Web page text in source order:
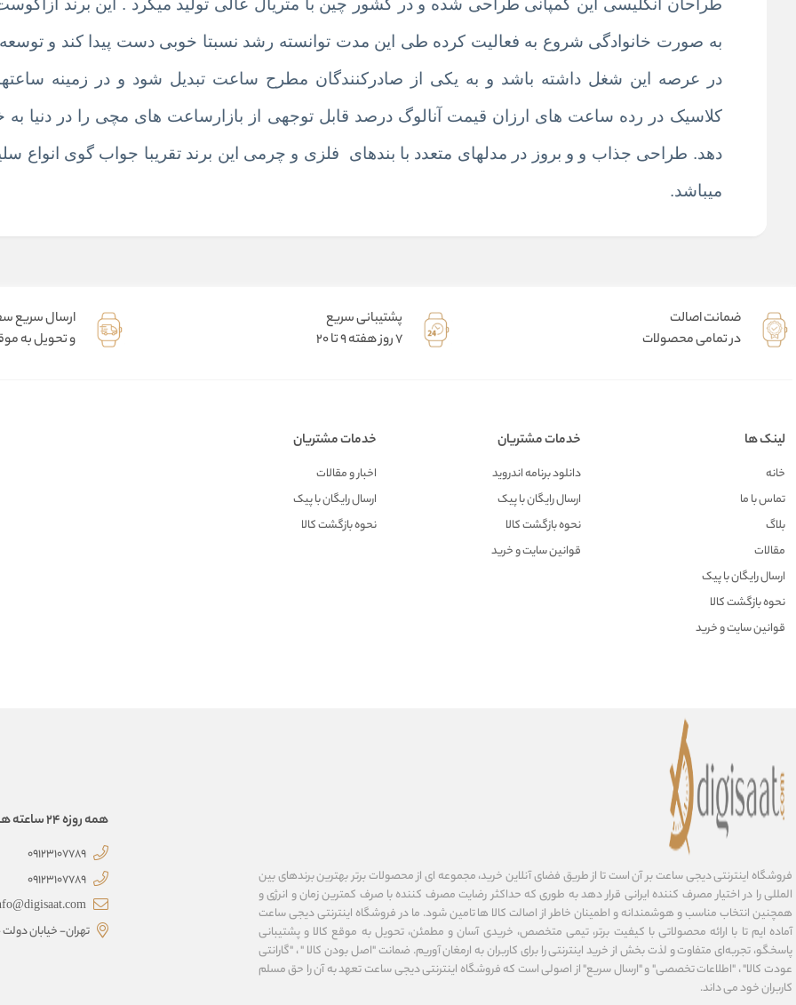
به صورت خانوادگی شروع به فعالیت کرده طی این مدت توانسته رشد نسبتا خوبی دست پیدا کند و
در عرصه این شغل داشته باشد و به یکی از صادرکنندگان مطرح ساعت تبدیل شود و در زمینه
کلاسیک در رده ساعت های ارزان قیمت آنالوگ درصد قابل توجهی از بازارساعت های مچی را در دنیا
دهد. طراحی جذاب و و بروز در مدلهای متعدد با بندهای فلزی و چرمی این برند تقریبا جواب گوی انواع
میباشد.
ضمانت اصالت
در تمامی محصولات
پشتیبانی سریع
7 روز هفته 9 تا 20
ارسال سریع
و تحویل به
لینک ها
خانه
تماس با ما
بلاگ
مقالات
ارسال رایگان با پیک
نحوه بازگشت کالا
قوانین سایت و خرید
خدمات مشتریان
دانلود برنامه اندروید
ارسال رایگان با پیک
نحوه بازگشت کالا
قوانین سایت و خرید
خدمات مشتریان
اخبار و مقالات
ارسال رایگان با پیک
نحوه بازگشت کالا
فروشگاه اینترنتی دیجی ساعت بر آن است تا از طریق فضای آنلاین خرید، مجموعه‌ ای از محصولات برتر بهترین برندهای بین
المللی را در اختیار مصرف کننده ایرانی قرار دهد به طوری که حداکثر رضایت مصرف کننده با صرف کمترین زمان و انرژی و
همچنین انتخاب مناسب و هوشمندانه و اطمینان خاطر از اصالت کالا ها تامین شود. ما در فروشگاه اینترنتی دیجی ساعت
آماده ایم تا با ارائه محصولاتی با کیفیت برتر، تیمی متخصص، خریدی آسان و مطمئن، تحویل به موقع کالا و پشتیبانی
پاسخگو، تجربه‌ای متفاوت و لذت بخش از خرید اینترنتی را برای کاربران به ارمغان آوریم. ضمانت "اصل بودن کالا " ، "گارانتی
عودت کالا" ، "اطلاعات تخصصی" و "ارسال سریع" از اصولی است که فروشگاه اینترنتی دیجی ساعت تعهد به آن را حق مسلم
کاربران خود می داند.
همه روزه 24 ساعته همراهتیم
09123107789
09123107789
تهران- خیابان دولت